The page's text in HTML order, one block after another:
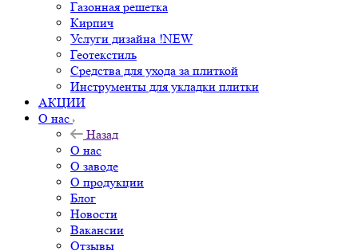
Газонная решетка
Кирпич
Услуги дизайна !NEW
Геотекстиль
Средства для ухода за плиткой
Инструменты для укладки плитки
АКЦИИ
О нас
Назад
О нас
О заводе
О продукции
Блог
Новости
Вакансии
Отзывы